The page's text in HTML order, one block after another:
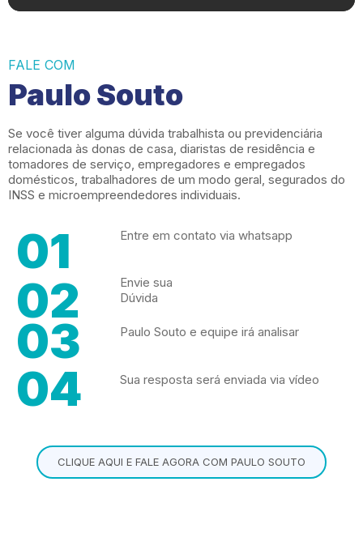
FALE COM
Paulo Souto
Se você tiver alguma dúvida trabalhista ou previdenciária
relacionada às donas de casa, diaristas de residência e
tomadores de serviço, empregadores e empregados
domésticos, trabalhadores de um modo geral, segurados do
INSS e microempreendedores individuais.
01 Entre em contato via whatsapp
02
Envie sua
Dúvida
03 Paulo Souto e equipe irá analisar
04 Sua resposta será enviada via vídeo
CLIQUE AQUI E FALE AGORA COM PAULO SOUTO